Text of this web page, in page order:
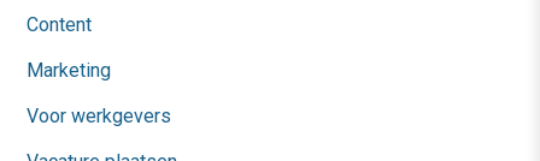
Content
Marketing
Voor werkgevers